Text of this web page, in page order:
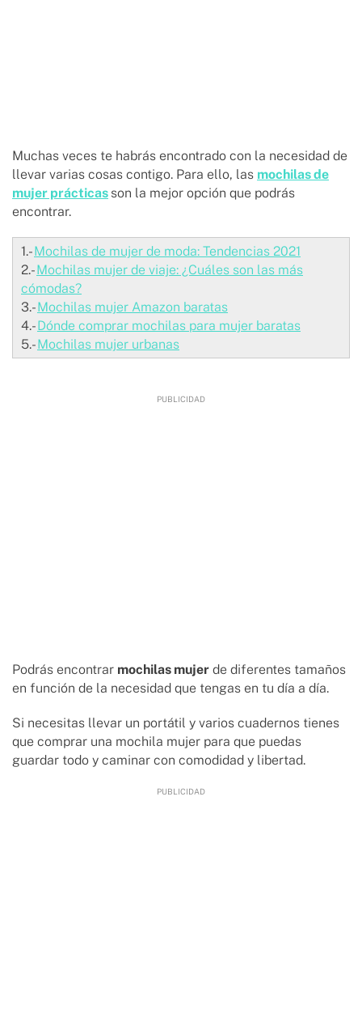
Muchas veces te habrás encontrado con la necesidad de
llevar varias cosas contigo. Para ello, las mochilas de
mujer prácticas son la mejor opción que podrás
encontrar.
1.-Mochilas de mujer de moda: Tendencias 2021
2.-Mochilas mujer de viaje: ¿Cuáles son las más
cómodas?
3.-Mochilas mujer Amazon baratas
4.-Dónde comprar mochilas para mujer baratas
5.-Mochilas mujer urbanas
Podrás encontrar mochilas mujer de diferentes tamaños
en función de la necesidad que tengas en tu día a día.
Si necesitas llevar un portátil y varios cuadernos tienes
que comprar una mochila mujer para que puedas
guardar todo y caminar con comodidad y libertad.